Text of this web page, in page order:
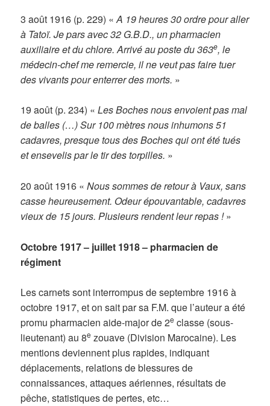
3 août 1916 (p. 229) «A 19 heures 30 ordre pour aller
à Tatoï. Je pars avec 32 G.B.D., un pharmacien
auxiliaire et du chlore. Arrivé au poste du 363e, le
médecin-chef me remercie, il ne veut pas faire tuer
des vivants pour enterrer des morts. »
19 août (p. 234) «Les Boches nous envoient pas mal
de balles (…) Sur 100 mètres nous inhumons 51
cadavres, presque tous des Boches qui ont été tués
et ensevelis par le tir des torpilles. »
20 août 1916 «Nous sommes de retour à Vaux, sans
casse heureusement. Odeur épouvantable, cadavres
vieux de 15 jours. Plusieurs rendent leur repas !»
Octobre 1917 – juillet 1918 – pharmacien de
régiment
Les carnets sont interrompus de septembre 1916 à
octobre 1917, et on sait par sa F.M. que l’auteur a été
promu pharmacien aide-major de 2e classe (sous-
lieutenant) au 8e zouave (Division Marocaine). Les
mentions deviennent plus rapides, indiquant
déplacements, relations de blessures de
connaissances, attaques aériennes, résultats de
pêche, statistiques de pertes, etc…